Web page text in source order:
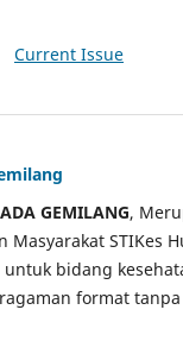
Current Issue
GEMILANG,
STIKes
bidang
format